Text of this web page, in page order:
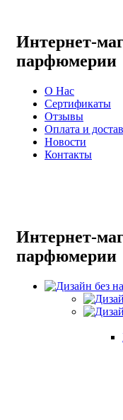
Интернет-
парфюмерии
О Нас
Сертификаты
Отзывы
Оплата и
Новости
Контакты
Интернет-
парфюмерии